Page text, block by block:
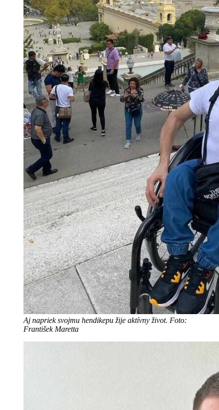
Aj napriek svojmu hendikepu žije aktívny život. Foto:
František Maretta